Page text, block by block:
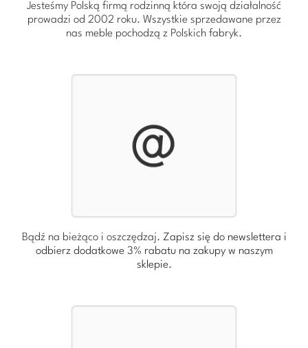
Jesteśmy Polską firmą rodzinną która swoją działalność
prowadzi od 2002 roku. Wszystkie sprzedawane przez
nas meble pochodzą z Polskich fabryk.
Bądź na bieżąco i oszczędzaj. Zapisz się do newslettera i
odbierz dodatkowe 3% rabatu na zakupy w naszym
sklepie.